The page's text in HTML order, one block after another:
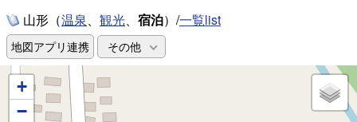
山形（温泉 、 観光、 宿泊）/一覧list
地図アプリ連携 その他
+
−